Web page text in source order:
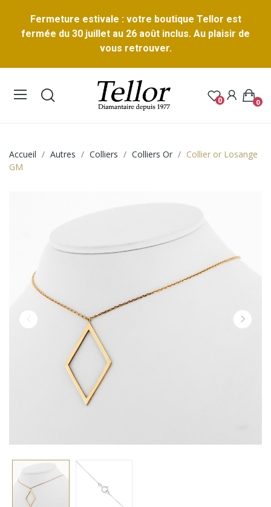
Fermeture estivale : votre boutique Tellor est
fermée du 30 juillet au 26 août inclus. Au plaisir de
vous retrouver.
0 0
Accueil Autres Colliers Colliers Or
Collier or Losange
GM